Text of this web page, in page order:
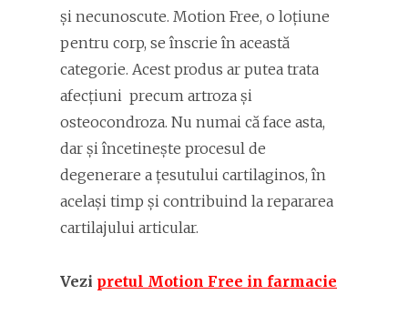
și necunoscute. Motion Free, o loțiune
pentru corp, se înscrie în această
categorie. Acest produs ar putea trata
afecțiuni precum artroza și
osteocondroza. Nu numai că face asta,
dar și încetinește procesul de
degenerare a țesutului cartilaginos, în
același timp și contribuind la repararea
cartilajului articular.
Vezi pretul Motion Free in farmacie